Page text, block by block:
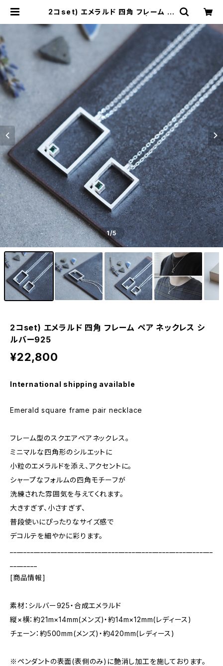
2コset) エメラルド 四角 フレーム ペ
-blue
1/5
2コset) エメラルド 四角 フレーム ペア ネックレス シ
ルバー925
¥22,800
International shipping available
Emerald square frame pair necklace
フレーム型のスクエアペアネックレス。
ミニマルな四角形のシルエットに
小粒のエメラルドを添え、アクセントに。
シャープなフォルムの四角モチーフが
洗練された雰囲気を与えてくれます。
大きすぎず、小さすぎず、
普段使いにぴったりなサイズ感で
デコルテを細やかに彩ります。
[商品情報]
素材：シルバー925・合成エメラルド
縦×横：約21m×14mm(メンズ)・約14m×12mm(レディース)
チェーン：約500mm(メンズ)・約420mm(レディース)
※ペンダントの表面(表側のみ)に艶消し加工を施しております。